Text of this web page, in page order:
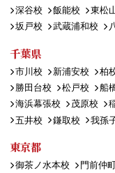
深谷校
飯能校 東松
坂戸校
武蔵浦和校
千葉県
市川校 新浦安校 柏
勝田台校
松戸校 船
海浜幕張校
茂原校
五井校
鎌取校 我孫
東京都
御茶ノ水本校 門前仲